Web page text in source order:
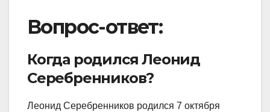
Вопрос-ответ:
Когда родился Леонид
Серебренников?
Леонид Серебренников родился 7 октября